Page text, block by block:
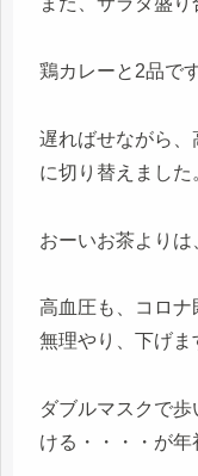
鶏カレーと2品です
遅ればせながら
に切り替えました
おーいお茶よりは
高血圧も、コロナ
無理やり、下げま
ダブルマスクで
ける・・・・が年